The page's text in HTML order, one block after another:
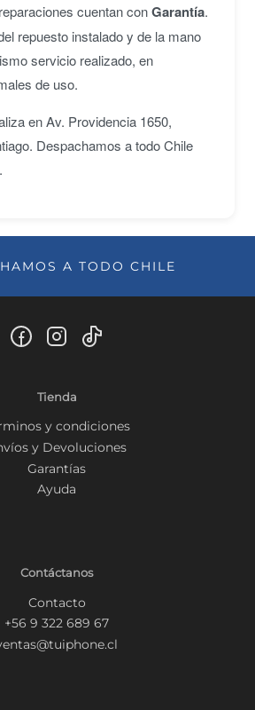
cuentan conGarantía.
repuesto instalado y de la mano
servicio realizado, en
de uso.
en Av. Providencia 1650,
Despachamos a todo Chile
A TODO CHILE
Tienda
y condiciones
y Devoluciones
Garantías
Ayuda
Contáctanos
Contacto
+56 9 322 689 67